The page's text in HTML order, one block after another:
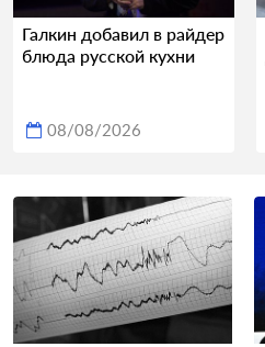
Галкин добавил в райдер
блюда русской кухни
08/08/2026